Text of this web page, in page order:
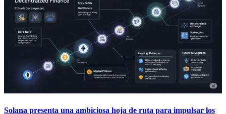
Solana presenta una ambiciosa hoja de ruta para impulsar los